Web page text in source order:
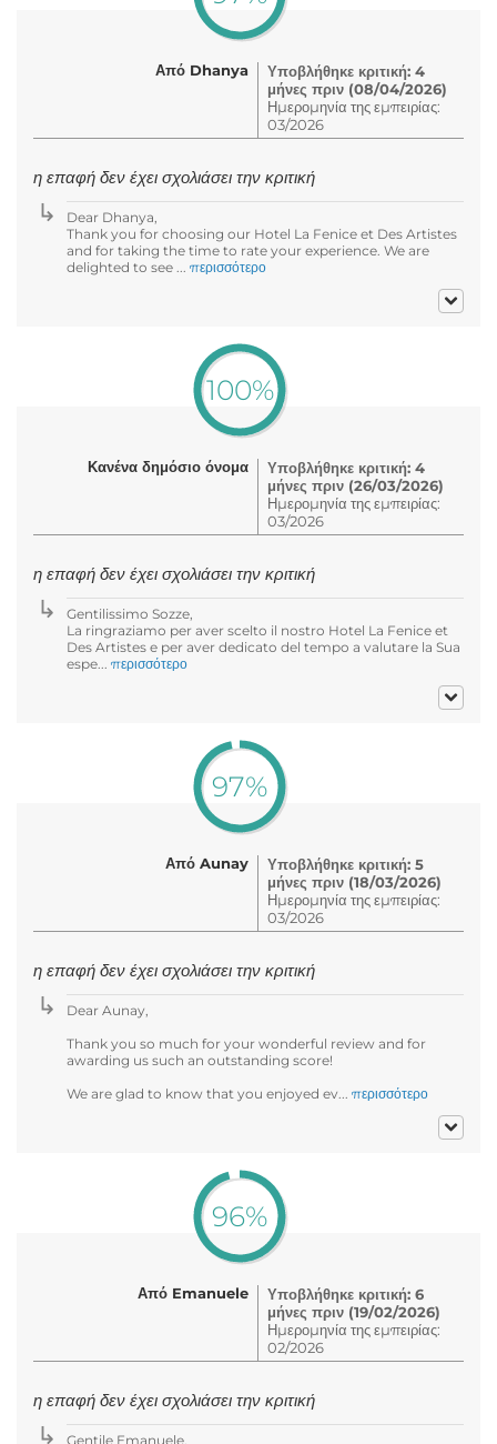
Από Dhanya
Υποβλήθηκε κριτική: 4
μήνες πριν (08/04/2026)
Ημερομηνία της εμπειρίας:
03/2026
η επαφή δεν έχει σχολιάσει την κριτική
Dear Dhanya,
Thank you for choosing our Hotel La Fenice et Des Artistes
and for taking the time to rate your experience. We are
delighted to see ... περισσότερο
100%
Κανένα δημόσιο όνομα
Υποβλήθηκε κριτική: 4
μήνες πριν (26/03/2026)
Ημερομηνία της εμπειρίας:
03/2026
η επαφή δεν έχει σχολιάσει την κριτική
Gentilissimo Sozze,
La ringraziamo per aver scelto il nostro Hotel La Fenice et
Des Artistes e per aver dedicato del tempo a valutare la Sua
espe... περισσότερο
97%
Από Aunay
Υποβλήθηκε κριτική: 5
μήνες πριν (18/03/2026)
Ημερομηνία της εμπειρίας:
03/2026
η επαφή δεν έχει σχολιάσει την κριτική
Dear Aunay,
Thank you so much for your wonderful review and for
awarding us such an outstanding score!
We are glad to know that you enjoyed ev... περισσότερο
96%
Από Emanuele
Υποβλήθηκε κριτική: 6
μήνες πριν (19/02/2026)
Ημερομηνία της εμπειρίας:
02/2026
η επαφή δεν έχει σχολιάσει την κριτική
Gentile Emanuele,